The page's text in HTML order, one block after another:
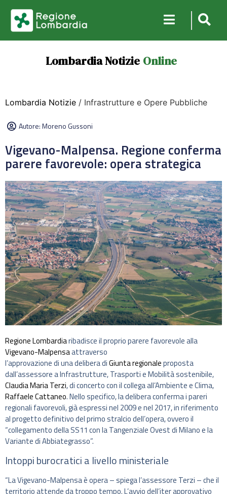
Lombardia Notizie Online
Lombardia Notizie / Infrastrutture e Opere Pubbliche
Autore:Moreno Gussoni
Vigevano-Malpensa. Regione conferma
parere favorevole: opera strategica
Regione Lombardiaribadisce il proprio parere favorevole alla
Vigevano-Malpensaattraverso
l’approvazione di una delibera diGiunta regionaleproposta
dall’assessore a Infrastrutture, Trasporti e Mobilità sostenibile,
Claudia Maria Terzi, di concerto con il collega all’Ambiente e Clima,
Raffaele Cattaneo. Nello specifico, la delibera conferma i pareri
regionali favorevoli, già espressi nel 2009 e nel 2017, in riferimento
al progetto definitivo del primo stralcio dell’opera, ovvero il
“collegamento della SS11 con la Tangenziale Ovest di Milano e la
Variante di Abbiategrasso”.
Intoppi burocratici a livello ministeriale
“La Vigevano-Malpensa è opera – spiega l’assessore Terzi – che il
territorio attende da troppo tempo. L’avvio dell’iter approvativo